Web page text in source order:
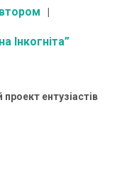
Інкогніта”
проект ентузіастів